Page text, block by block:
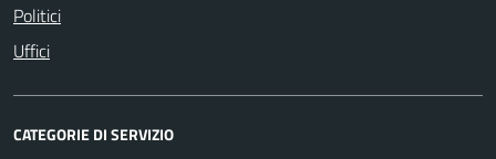
Politici
Uffici
CATEGORIE DI SERVIZIO